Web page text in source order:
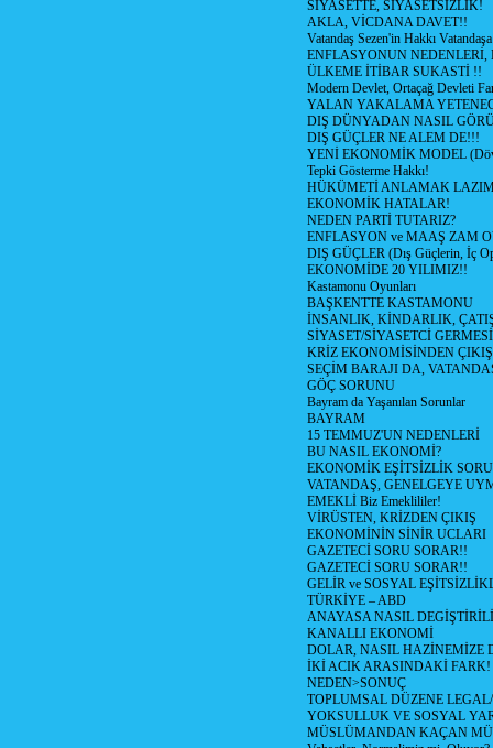
SİYASETTE, SİYASETSİZLİK!
AKLA, VİCDANA DAVET!!
Vatandaş Sezen'in Hakkı
ENFLASYONUN NEDENLERİ,
ÜLKEME İTİBAR SUKASTİ !!
Modern Devlet, Ortaçağ Devleti
YALAN YAKALAMA
DIŞ DÜNYADAN NASIL
DIŞ GÜÇLER NE ALEM DE!!!
YENİ EKONOMİK MODEL
Tepki Gösterme Hakkı!
HÜKÜMETİ ANLAMAK
EKONOMİK HATALAR!
NEDEN PARTİ TUTARIZ?
ENFLASYON ve MAAŞ ZAM
DIŞ GÜÇLER (Dış Güçlerin, İç
EKONOMİDE 20 YILIMIZ!!
Kastamonu Oyunları
BAŞKENTTE KASTAMONU
İNSANLIK, KİNDARLIK,
SİYASET/SİYASETCİ
KRİZ EKONOMİSİNDEN ÇIKIŞ
SEÇİM BARAJI DA,
GÖÇ SORUNU
Bayram da Yaşanılan Sorunlar
BAYRAM
15 TEMMUZ'UN NEDENLERİ
BU NASIL EKONOMİ?
EKONOMİK EŞİTSİZLİK
VATANDAŞ, GENELGEYE
EMEKLİ Biz Emeklililer!
VİRÜSTEN, KRİZDEN ÇIKIŞ
EKONOMİNİN SİNİR UCLARI
GAZETECİ SORU SORAR!!
GAZETECİ SORU SORAR!!
GELİR ve SOSYAL
TÜRKİYE – ABD
ANAYASA NASIL
KANALLI EKONOMİ
DOLAR, NASIL HAZİNEMİZE
İKİ ACIK ARASINDAKİ FARK!
NEDEN>SONUÇ
TOPLUMSAL DÜZENE
YOKSULLUK VE SOSYAL
MÜSLÜMANDAN KAÇAN